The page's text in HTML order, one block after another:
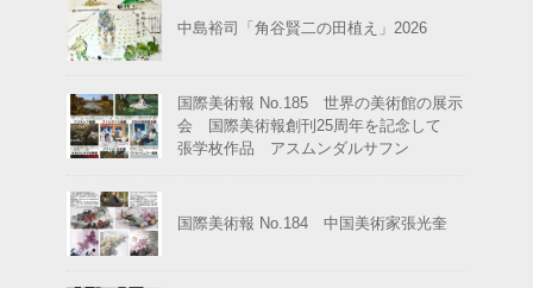
中島裕司「角谷賢二の田植え」2026
国際美術報 No.185 世界の美術館の展示
会 国際美術報創刊25周年を記念して
張学枚作品 アスムンダルサフン
国際美術報 No.184 中国美術家張光奎